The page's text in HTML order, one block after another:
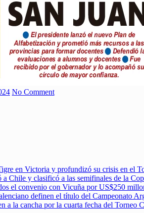
No Comment
en Victoria y profundizó su crisis en el
a Chile y clasificó a las semifinales de la
el convenio con Vicuña por US$250
definen el título del Campeonato
a la cancha por la cuarta fecha del Torneo